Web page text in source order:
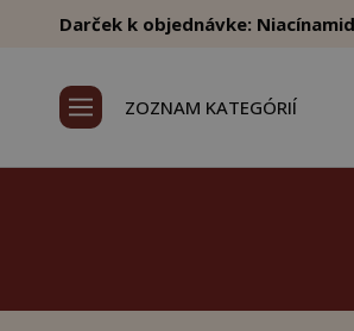
Darček k objednávke: Niacínamid
ZOZNAM KATEGÓRIÍ